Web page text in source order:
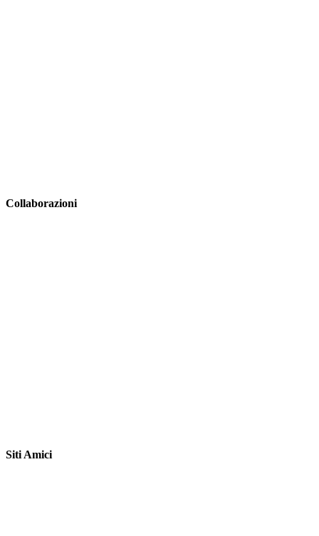
Collaborazioni
Siti Amici